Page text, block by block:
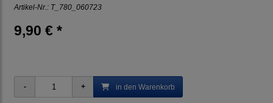
Artikel-Nr.: T_780_060723
9,90 € *
in den Warenkorb